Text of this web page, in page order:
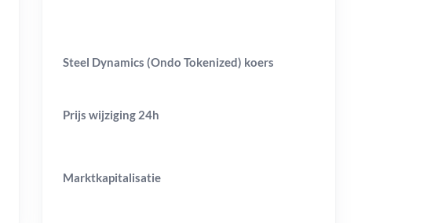
Steel Dynamics (Ondo Tokenized) koers
Prijs wijziging 24h
Marktkapitalisatie